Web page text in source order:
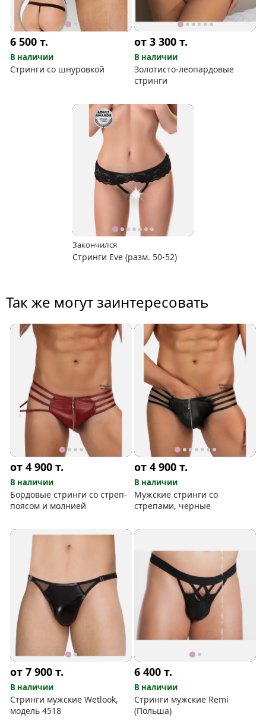
6 500т.
В наличии
Стринги со шнуровкой
от 3 300т.
В наличии
Золотисто-леопардовые
стринги
Закончился
Стринги Eve (разм. 50-52)
Так же могут заинтересовать
от 4 900т.
В наличии
Бордовые стринги со стреп-
поясом и молнией
от 4 900т.
В наличии
Мужские стринги со
стрепами, черные
от 7 900т.
В наличии
Стринги мужские Wetlook,
модель 4518
6 400т.
В наличии
Стринги мужские Remi
(Польша)